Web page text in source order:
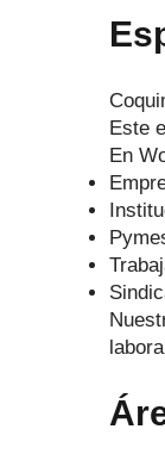
Este
En